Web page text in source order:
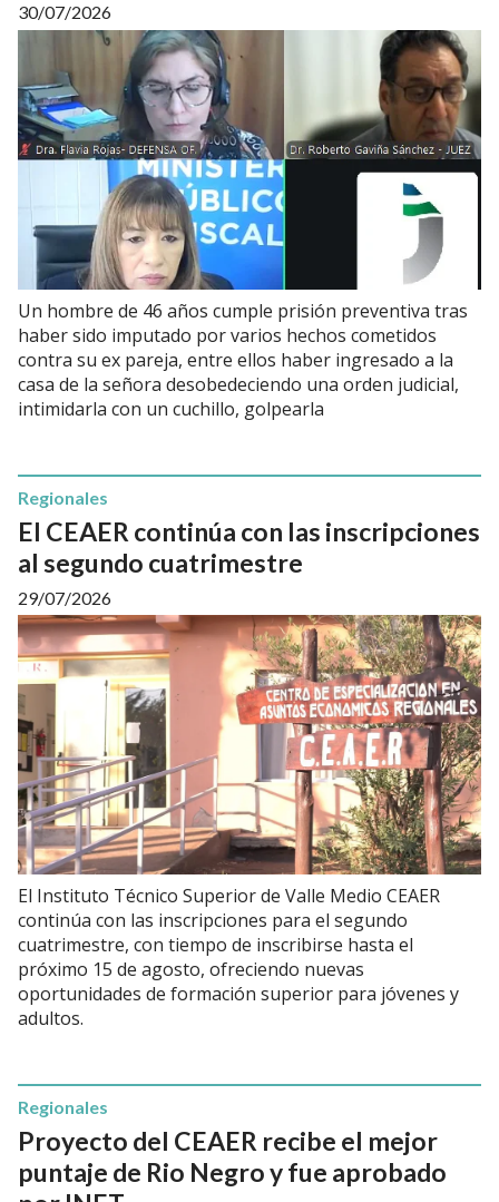
30/07/2026
Un hombre de 46 años cumple prisión preventiva tras
haber sido imputado por varios hechos cometidos
contra su ex pareja, entre ellos haber ingresado a la
casa de la señora desobedeciendo una orden judicial,
intimidarla con un cuchillo, golpearla
El CEAER continúa con las inscripciones
al segundo cuatrimestre
Regionales
29/07/2026
El Instituto Técnico Superior de Valle Medio CEAER
continúa con las inscripciones para el segundo
cuatrimestre, con tiempo de inscribirse hasta el
próximo 15 de agosto, ofreciendo nuevas
oportunidades de formación superior para jóvenes y
adultos.
Proyecto del CEAER recibe el mejor
puntaje de Rio Negro y fue aprobado
Regionales